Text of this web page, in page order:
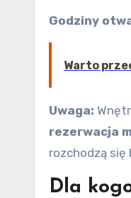
Godziny
Warto
Uwaga:
rezerwacja
rozchodzą się
Dla